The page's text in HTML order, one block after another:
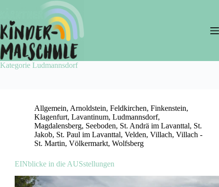
springen
Kategorie Ludmannsdorf
Allgemein, Arnoldstein, Feldkirchen, Finkenstein,
Klagenfurt, Lavantinum, Ludmannsdorf,
Magdalensberg, Seeboden, St. Andrä im Lavanttal, St.
Jakob, St. Paul im Lavanttal, Velden, Villach, Villach -
St. Martin, Völkermarkt, Wolfsberg
EINblicke in die AUSstellungen